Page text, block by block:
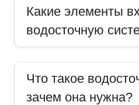
Какие элементы
водосточную
Что такое
зачем она нужна?